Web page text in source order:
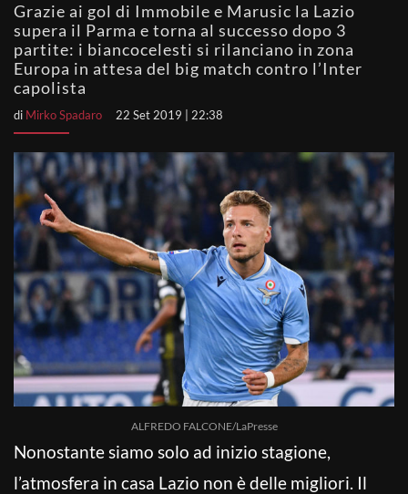
Grazie ai gol di Immobile e Marusic la Lazio
supera il Parma e torna al successo dopo 3
partite: i biancocelesti si rilanciano in zona
Europa in attesa del big match contro l’Inter
capolista
di Mirko Spadaro 22 Set 2019 | 22:38
ALFREDO FALCONE/LaPresse
Nonostante siamo solo ad inizio stagione,
l’atmosfera in casa Lazio non è delle migliori. Il